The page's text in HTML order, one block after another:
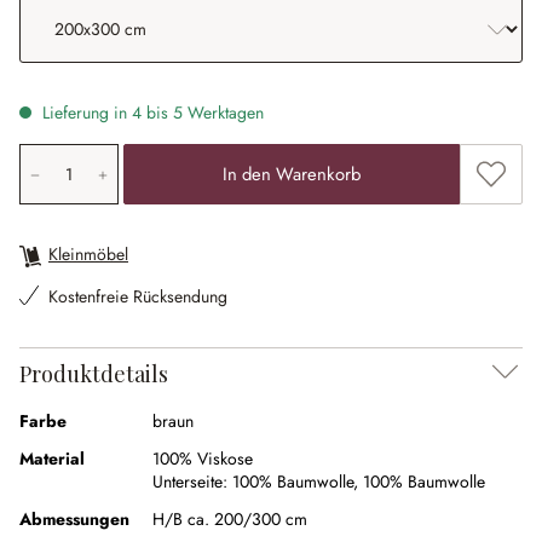
Lieferung in 4 bis 5 Werktagen
Produkt Anzahl: Gib den gewünschten Wert ein oder
In den Warenkorb Zum
Kleinmöbel
Kostenfreie Rücksendung
Produktdetails
Farbe
braun
Material
100% Viskose
Unterseite: 100% Baumwolle, 100% Baumwolle
Abmessungen
H/B ca. 200/300 cm